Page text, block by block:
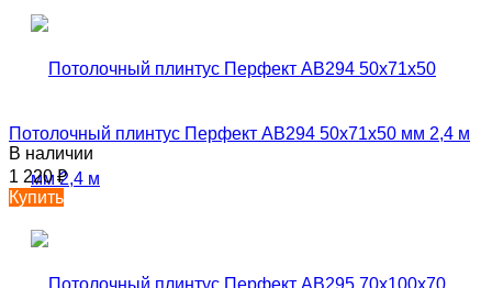
Потолочный плинтус Перфект AB294 50х71х50 мм 2,4 м
В наличии
1 220₽
Купить